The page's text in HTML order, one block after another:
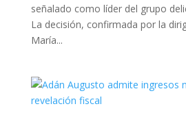
señalado como líder del grupo
La decisión, confirmada por la
María...